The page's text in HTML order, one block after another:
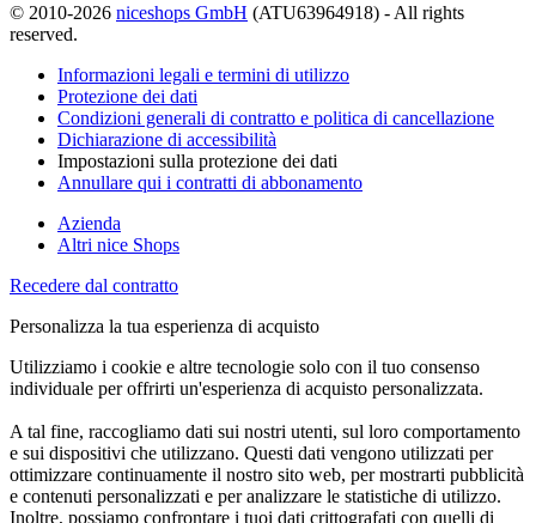
© 2010-2026 niceshops GmbH (ATU63964918) - All rights
reserved.
Informazioni legali e termini di utilizzo
Protezione dei dati
Condizioni generali di contratto e politica di cancellazione
Dichiarazione di accessibilità
Impostazioni sulla protezione dei dati
Annullare qui i contratti di abbonamento
Azienda
Altri nice Shops
Recedere dal contratto
Personalizza la tua esperienza di acquisto
Utilizziamo i cookie e altre tecnologie solo con il tuo consenso
individuale per offrirti un'esperienza di acquisto personalizzata.
A tal fine, raccogliamo dati sui nostri utenti, sul loro comportamento
e sui dispositivi che utilizzano. Questi dati vengono utilizzati per
ottimizzare continuamente il nostro sito web, per mostrarti pubblicità
e contenuti personalizzati e per analizzare le statistiche di utilizzo.
Inoltre, possiamo confrontare i tuoi dati crittografati con quelli di